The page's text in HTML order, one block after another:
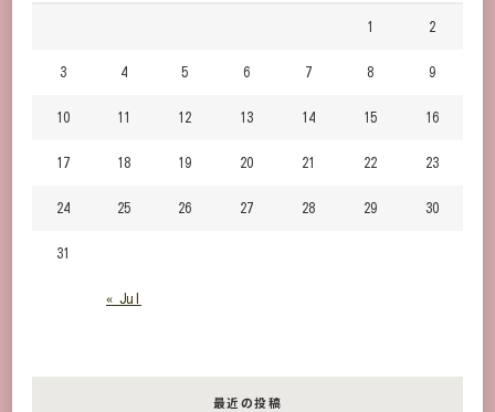
« Jul
1 2
3 4 5 6 7 8 9
10 11 12 13 14 15 16
17 18 19 20 21 22 23
24 25 26 27 28 29 30
31
最近の投稿